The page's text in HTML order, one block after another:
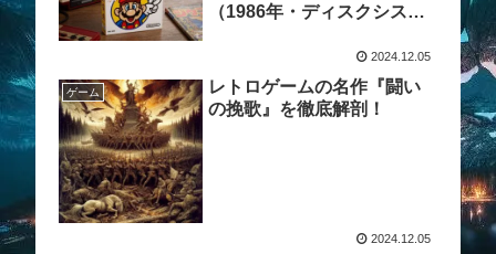
（1986年・ディスクシステ
高峰の挑戦」と語り継がれ
るのか？
2024.12.05
ゲーム
レトロゲームの名作『闘い
の挽歌』を徹底解剖！
2024.12.05